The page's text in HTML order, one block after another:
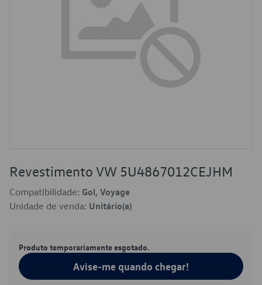
Revestimento VW 5U4867012CEJHM
Compatibilidade: Gol, Voyage
Unidade de venda: Unitário(a)
Produto temporariamente esgotado.
Avise-me quando chegar!